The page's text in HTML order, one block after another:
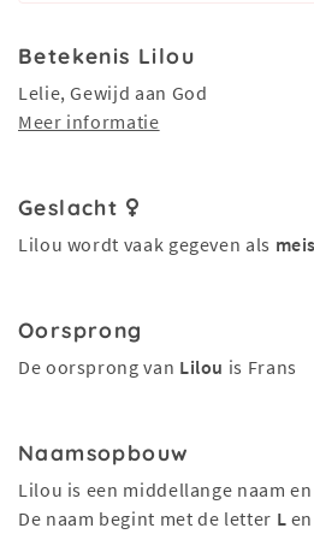
Betekenis Lilou
Lelie, Gewijd aan God
Meer informatie
Geslacht
Lilou wordt vaak gegeven als
Oorsprong
De oorsprong van Lilou is Frans
Naamsopbouw
Lilou is een middellange naam
De naam begint met de letter L